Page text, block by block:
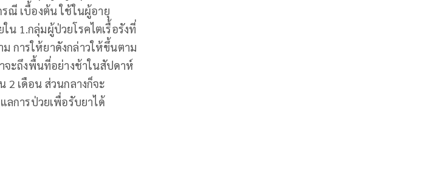
ณี เบื้องต้น ใช้ในผู้อายุ
น 1.กลุ่มผู้ป่วยโรคไตเรื้อรังที่
การให้ยาดังกล่าวให้ขึ้นตาม
จะถึงพื้นที่อย่างช้าในสัปดาห์
2 เดือน ส่วนกลางก็จะ
การป่วยเพื่อรับยาได้